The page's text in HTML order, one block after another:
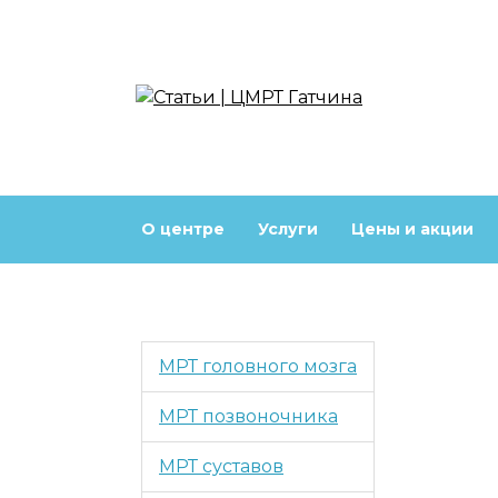
О центре Услуги Цены и акции
МРТ головного мозга
МРТ позвоночника
МРТ суставов